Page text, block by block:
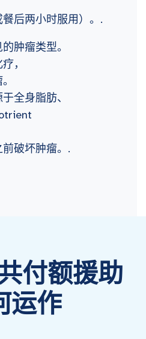
餐后两小时服用）。.
肿瘤类型。
，
全身脂肪、
破坏肿瘤。.
付额援助
运作